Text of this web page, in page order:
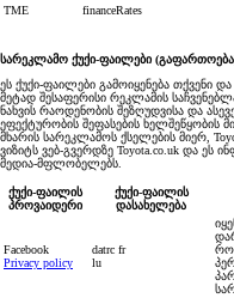
TME financeRates
სარეკლამო ქუქი-ფაილები
ეს ქუქი-ფაილები გამოიყენება თქვენი
მეტად შესაფერისი რეკლამის
ნახვის რაოდენობის შეზღუდვისა და
ეფექტურობის შეფასების ხელშეწყობის
მხარის სარეკლამოს ქსელების მიერ,
ვიზიტს ვებ-გვერდზე Toyota.co.uk და ეს
მედია-მფლობელებს.
ქუქი-ფაილის
პროვაიდერი
ქუქი-ფაილის
დასახელება
Facebook
Privacy policy
datrc fr
lu